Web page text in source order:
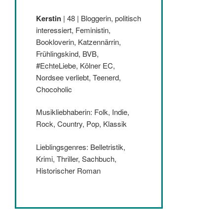
Kerstin | 48 | Bloggerin, politisch
interessiert, Feministin,
Bookloverin, Katzennärrin,
Frühlingskind, BVB,
#EchteLiebe, Kölner EC,
Nordsee verliebt, Teenerd,
Chocoholic
Musikliebhaberin: Folk, Indie,
Rock, Country, Pop, Klassik
Lieblingsgenres: Belletristik,
Krimi, Thriller, Sachbuch,
Historischer Roman